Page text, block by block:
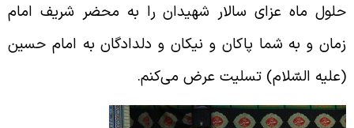
ماه عزای سالار شهیدان را به محضر شریف امام
و به شما پاکان و نیکان و دلدادگان به امام حسین
السّلام) تسلیت عرض می‌کنم.